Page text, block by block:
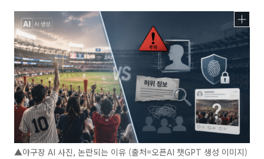
▲야구장 AI 사진, 논란되는 이유 (출처=오픈AI 챗GPT 생성 이미지)